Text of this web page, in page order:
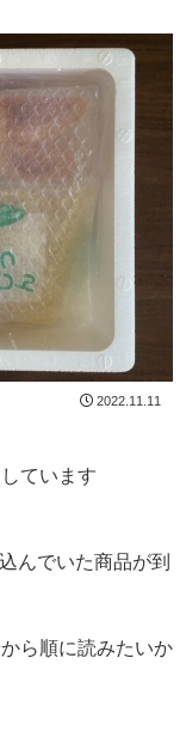
2022.11.11
ています
んでいた商品が到
ら順に読みたいか